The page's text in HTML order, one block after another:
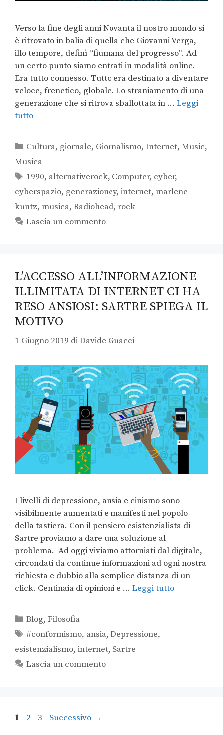
Verso la fine degli anni Novanta il nostro mondo si
è ritrovato in balia di quella che Giovanni Verga,
illo tempore, definì “fiumana del progresso”. Ad
un certo punto siamo entrati in modalità online.
Era tutto connesso. Tutto era destinato a diventare
veloce, frenetico, globale. Lo straniamento di una
generazione che si ritrova sballottata in … Leggi
tutto
Cultura, giornale, Giornalismo,Internet,Music,
Musica
1990, alternativerock, Computer, cyber,
cyberspazio, generazioney, internet, marlene
kuntz, musica, Radiohead, rock
Lascia un commento
L’ACCESSO ALL’INFORMAZIONE
ILLIMITATA DI INTERNET CI HA
RESO ANSIOSI: SARTRE SPIEGA IL
MOTIVO
1 Giugno 2019 diDavide Guacci
I livelli di depressione, ansia e cinismo sono
visibilmente aumentati e manifesti nel popolo
della tastiera. Con il pensiero esistenzialista di
Sartre proviamo a dare una soluzione al
problema. Ad oggi viviamo attorniati dal digitale,
circondati da continue informazioni ad ogni nostra
richiesta e dubbio alla semplice distanza di un
click. Centinaia di opinioni e … Leggi tutto
Blog,Filosofia
#conformismo, ansia,Depressione,
esistenzialismo, internet, Sartre
Lascia un commento
1 2 3 Successivo →